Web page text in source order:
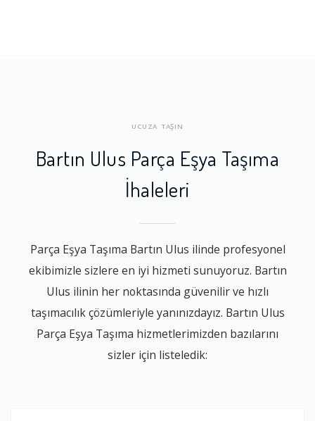
UCUZA TAŞIN
Bartın Ulus Parça Eşya Taşıma
İhaleleri
Parça Eşya Taşıma Bartın Ulus ilinde profesyonel
ekibimizle sizlere en iyi hizmeti sunuyoruz. Bartın
Ulus ilinin her noktasında güvenilir ve hızlı
taşımacılık çözümleriyle yanınızdayız. Bartın Ulus
Parça Eşya Taşıma hizmetlerimizden bazılarını
sizler için listeledik: